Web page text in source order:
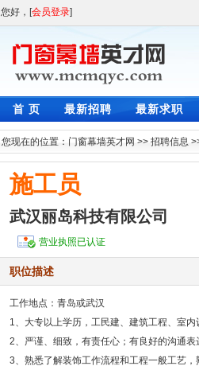
您好，[会员登录]
首 页 最新招聘 最新求职
您现在的位置： 门窗幕墙英才网 >> 招聘信息
施工员
武汉丽岛科技有限公司
营业执照已认证
职位描述
工作地点：青岛或武汉
1、大专以上学历，工民建、建筑工程、室
2、严谨、细致，有责任心；有良好的沟通表
3、熟悉了解装饰工作流程和工程一般工艺，